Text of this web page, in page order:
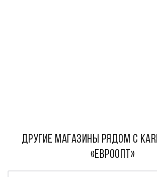
ДРУГИЕ МАГАЗИНЫ РЯДОМ С
«Евроопт»